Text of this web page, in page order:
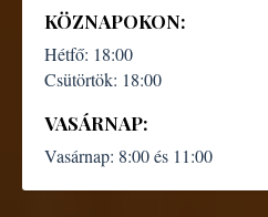
KÖZNAPOKON:
Hétfő: 18:00
Csütörtök: 18:00
VASÁRNAP:
Vasárnap: 8:00 és 11:00